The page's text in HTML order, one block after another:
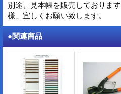
別途、見本帳を販売しておりま
様、宜しくお願い致します。
●関連商品